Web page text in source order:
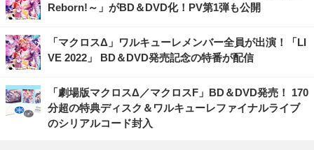
Reborn!～」がBD＆DVD化！PV第1弾も公開
「マクロスΔ」ワルキューレメンバー全員が出演！「LI
VE 2022」 BD＆DVD発売記念の特番が配信
「劇場版マクロスΔ／マクロスF」BD＆DVD発売！ 170
分超の特典ディスク＆ワルキューレファイナルライブ
のシリアルコード封入